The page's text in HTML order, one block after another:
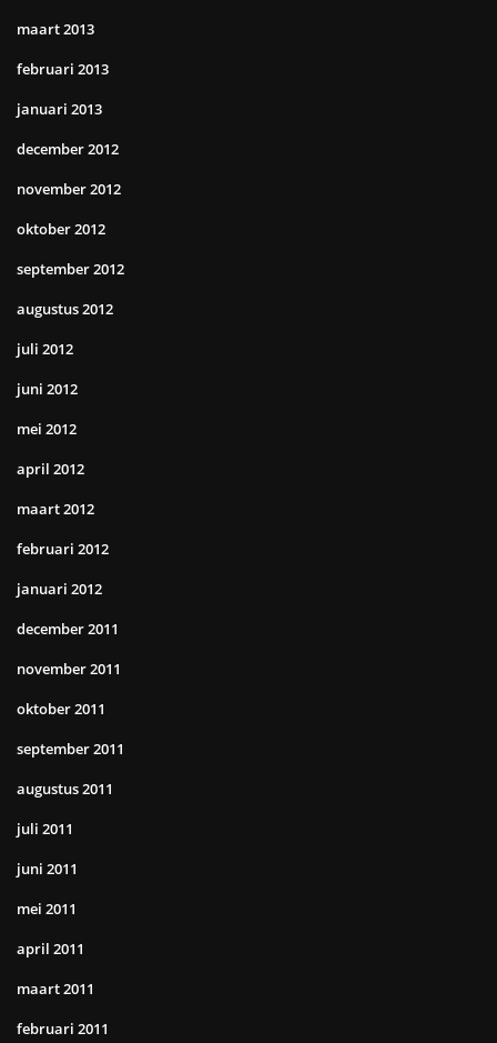
maart 2013
februari 2013
januari 2013
december 2012
november 2012
oktober 2012
september 2012
augustus 2012
juli 2012
juni 2012
mei 2012
april 2012
maart 2012
februari 2012
januari 2012
december 2011
november 2011
oktober 2011
september 2011
augustus 2011
juli 2011
juni 2011
mei 2011
april 2011
maart 2011
februari 2011